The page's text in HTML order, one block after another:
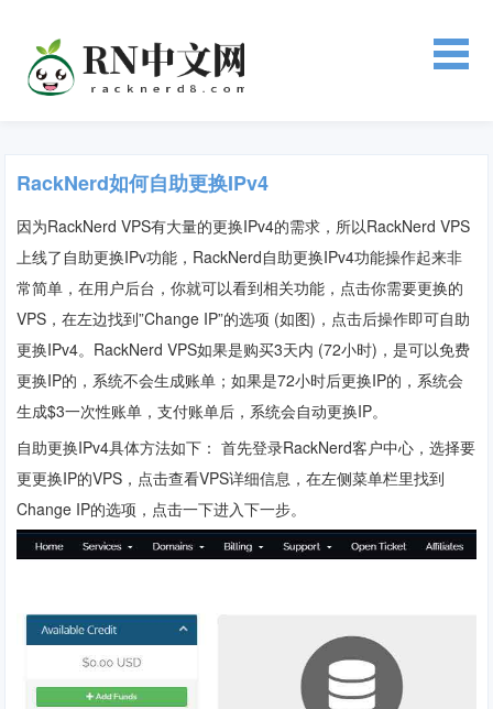
RackNerd如何自助更换IPv4
因为RackNerd VPS有大量的更换IPv4的需求，所以RackNerd VPS
上线了 自助更换IPv功能，RackNerd自助更换IPv4功能操作起来非
常简单，在用户后台，你就可以看到相关功能，点击你需要更换的
VPS，在左边找到”Change IP”的选项 (如图)，点击后操作即可自助
更换IPv4。 RackNerdVPS如果是购买3天内 (72小时)，是可以免费
更换IP的，系统不会生成账单；如果是72小时后更换IP的，系统会
生成$3一次性账单，支付账单后，系统会自动更换IP。
自助更换IPv4具体方法如下： 首先登录RackNerd客户中心，选择要
更更换IP的VPS，点击查看VPS详细信息，在左侧菜单栏里找到
Change IP的选项，点击一下进入下一步。